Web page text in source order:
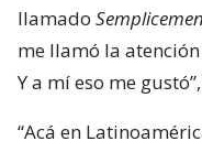
llamado
me llamó la atención
Y a mí eso me
“Acá en